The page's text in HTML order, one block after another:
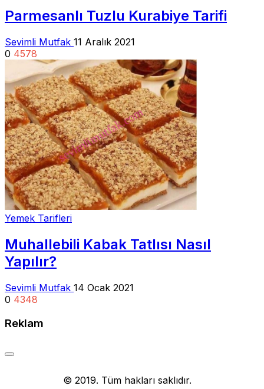
Parmesanlı Tuzlu Kurabiye Tarifi
Sevimli Mutfak 11 Aralık 2021
0 4578
Yemek Tarifleri
Muhallebili Kabak Tatlısı Nasıl
Yapılır?
Sevimli Mutfak 14 Ocak 2021
0 4348
Reklam
© 2019. Tüm hakları saklıdır.